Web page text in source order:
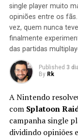
single player muito
opiniões entre os
vez, quem nunca
finalmente
das partidas
Published 3
By Rk
A Nintendo
com Splatoon
campanha single
dividindo opiniões